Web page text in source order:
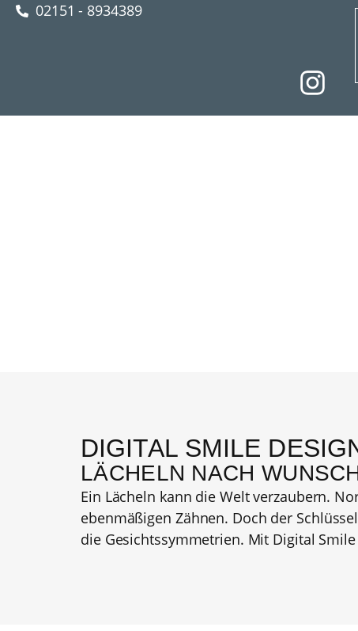
02151 - 8934389
DIGITAL SMILE
LÄCHELN NACH
Ein Lächeln kann die Welt verzaubern.
ebenmäßigen Zähnen. Doch der
die Gesichtssymmetrien. Mit Digital